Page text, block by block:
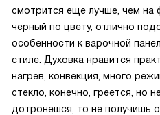
смотрится еще лучше, чем на
черный по цвету, отлично
особенности к варочной
стиле. Духовка нравится
нагрев, конвекция, много
стекло, конечно, греется, но
дотронешся, то не получишь